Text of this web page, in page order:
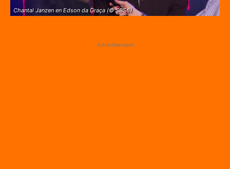
Chantal Janzen en Edson da Graça (© SBS6)
- Advertisement -